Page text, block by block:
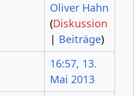
Oliver Hahn
(Diskussion
| Beiträge)
16:57, 13.
Mai 2013